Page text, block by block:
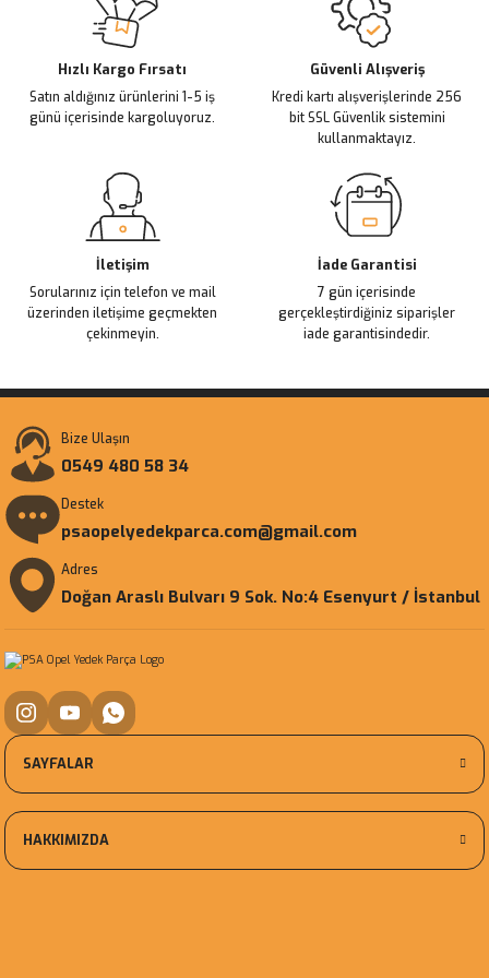
Ürün açıklamasında eksik bilgiler bulunuyor.
Ürün bilgilerinde hatalar bulunuyor.
Ürün fiyatı diğer sitelerden daha pahalı.
Bu ürüne benzer farklı alternatifler olmalı.
Hızlı Kargo Fırsatı
Satın aldığınız ürünlerini 1-5 iş
günü içerisinde kargoluyoruz.
Güvenli Alışveriş
Kredi kartı alışverişlerinde 256
bit SSL Güvenlik sistemini
kullanmaktayız.
İletişim
Sorularınız için telefon ve mail
üzerinden iletişime geçmekten
çekinmeyin.
İade Garantisi
7 gün içerisinde
gerçekleştirdiğiniz siparişler
iade garantisindedir.
Bize Ulaşın
0549 480 58 34
Destek
psaopelyedekparca.com@gmail.com
Adres
Doğan Araslı Bulvarı 9 Sok. No:4 Esenyurt / İstanbul
SAYFALAR
HAKKIMIZDA